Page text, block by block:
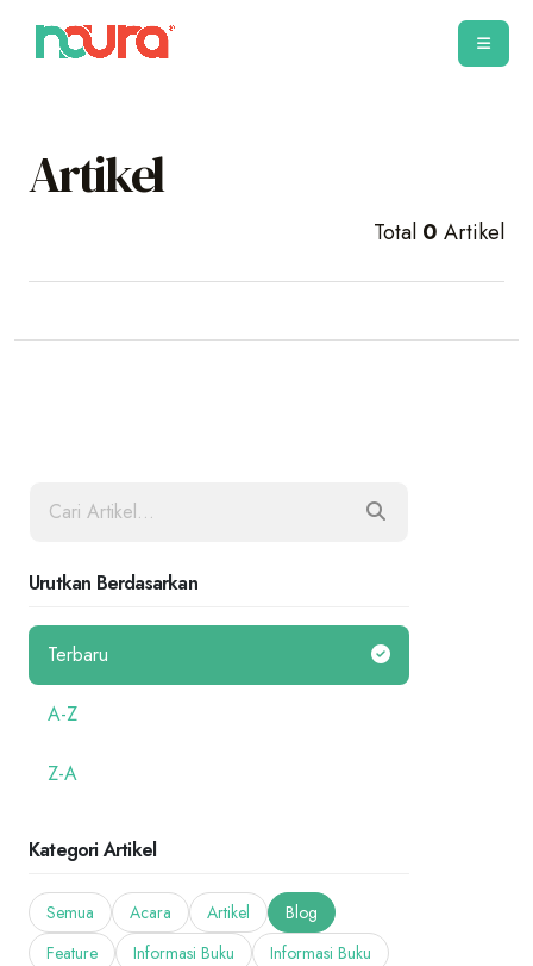
Artikel
Total 0 Artikel
Urutkan Berdasarkan
Terbaru
A-Z
Z-A
Kategori Artikel
Semua Acara Artikel
Blog
Feature
Informasi Buku
Informasi Buku